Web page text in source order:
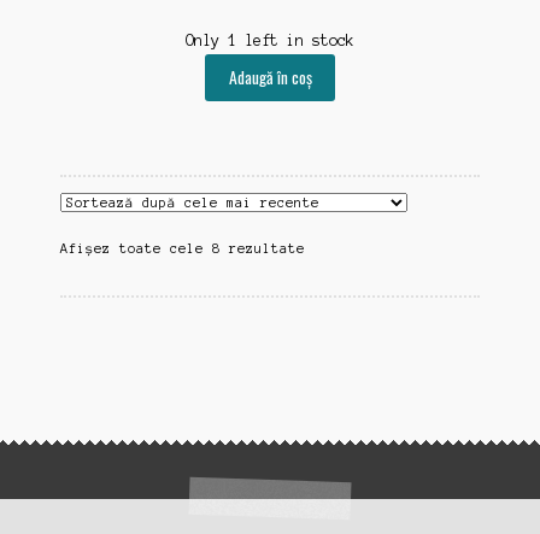
Only 1 left in stock
Adaugă în coș
Afișez toate cele 8 rezultateSortat
cele